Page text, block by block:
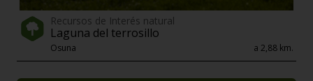
Recursos de Interés natural
Laguna del terrosillo
Osuna a 2,88 km.